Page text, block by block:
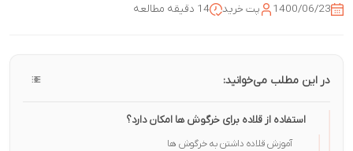
1400/06/23 پت خرید 14 دقیقه مطالعه
در این مطلب می‌خوانید:
استفاده از قلاده برای خرگوش ها امکان دارد؟
آموزش قلاده داشتن به خرگوش ها